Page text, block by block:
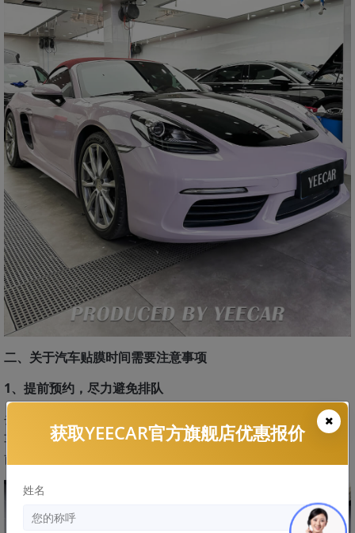
二、关于汽车贴膜时间需要注意事项
1、提前预约，尽力避免排队
去门店贴膜一定要提前预约，尤其是像YEECAR艺卡这样施工
车辆比较多的门店，到店前要打官方客服电话400-882-1165
前预约时间，防止到店后需要排队。
获取YEECAR官方旗舰店优惠报价
姓名